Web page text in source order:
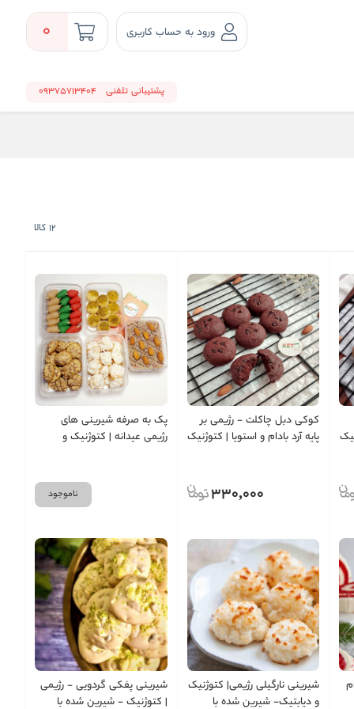
ورود به حساب کاربری 0
پشتیبانی تلفنی 09375713404
12کالا
کوکی دبل چاکلت - رژیمی بر
پایه آرد بادام و استویا | کتوژنیک
330,000
پک به صرفه شیرینی های
رژیمی عیدانه | کتوژنیک و
ناموجود
شیرینی نارگیلی رژیمی| کتوژنیک
و دیابتیک- شیرین شده با
شیرینی پفکی گردویی - رژیمی
| کتوژنیک - شیرین شده با